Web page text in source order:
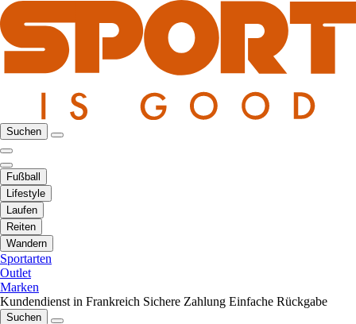
Suchen
Fußball
Lifestyle
Laufen
Reiten
Wandern
Sportarten
Outlet
Marken
Kundendienst in Frankreich Sichere Zahlung Einfache Rückgabe
Suchen